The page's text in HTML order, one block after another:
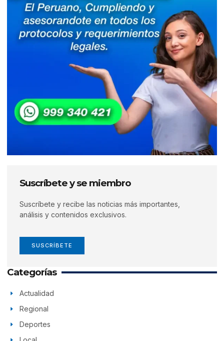
Suscríbete y se miembro
Suscríbete y recibe las noticias más importantes,
análisis y contenidos exclusivos.
SUSCRÍBETE
Categorías
Actualidad
Regional
Deportes